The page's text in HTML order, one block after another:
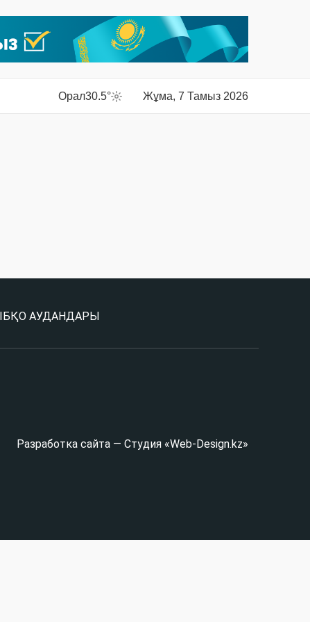
Орал30.5° Жұма, 7 Тамыз 2026
БҚО АУДАНДАРЫ
Разработка сайта — Студия «Web-Design.kz»